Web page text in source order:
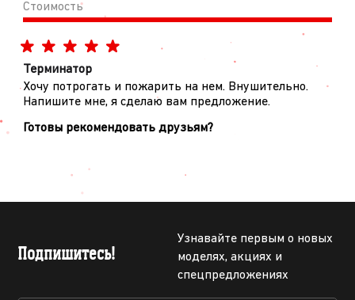
Стоимость
Терминатор
Хочу потрогать и пожарить на нем. Внушительно.
Напишите мне, я сделаю вам предложение.
Готовы рекомендовать друзьям?
Подпишитесь!
Узнавайте первым о новых
моделях, акциях и
спецпредложениях